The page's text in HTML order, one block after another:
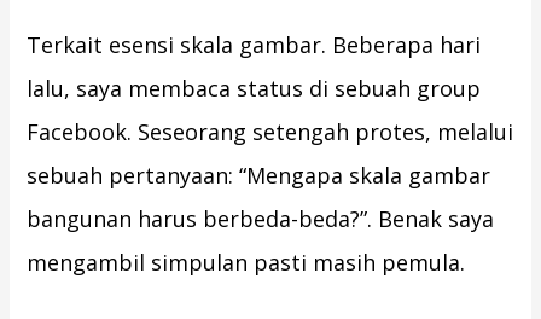
Terkait esensi skala gambar. Beberapa hari
lalu, saya membaca status di sebuah group
Facebook. Seseorang setengah protes, melalui
sebuah pertanyaan: “Mengapa skala gambar
bangunan harus berbeda-beda?”. Benak saya
mengambil simpulan pasti masih pemula.